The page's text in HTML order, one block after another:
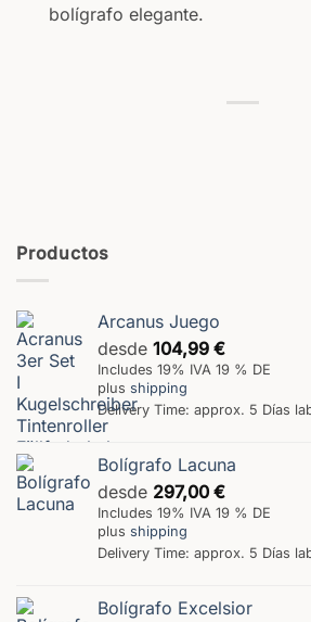
bolígrafo elegante.
Productos
Arcanus Juego
desde 104,99 €
Includes 19% IVA 19 % DE
plus shipping
Delivery Time: approx. 5 Días
Bolígrafo Lacuna
desde 297,00 €
Includes 19% IVA 19 % DE
plus shipping
Delivery Time: approx. 5 Días
Bolígrafo Excelsior